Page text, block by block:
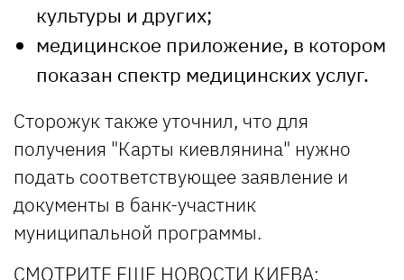
культуры и других;
медицинское приложение, в котором
показан спектр медицинских услуг.
Сторожук также уточнил, что для
получения "Карты киевлянина" нужно
подать соответствующее заявление и
документы в банк-участник
муниципальной программы.
СМОТРИТЕ ЕЩЕ НОВОСТИ КИЕВА: